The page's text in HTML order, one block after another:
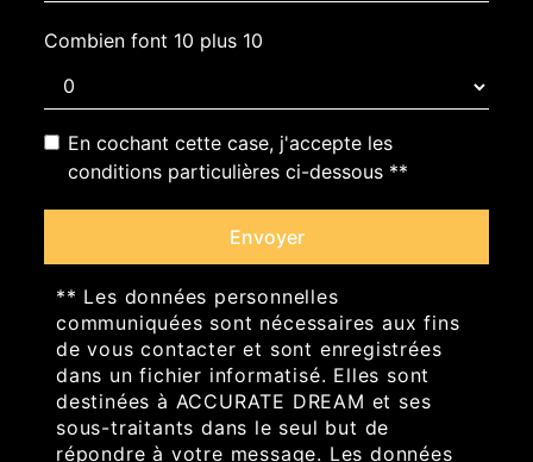
Combien font 10 plus 10
En cochant cette case, j'accepte les
conditions particulières ci-dessous **
Envoyer
** Les données personnelles
communiquées sont nécessaires aux fins
de vous contacter et sont enregistrées
dans un fichier informatisé. Elles sont
destinées à ACCURATE DREAM et ses
sous-traitants dans le seul but de
répondre à votre message. Les données